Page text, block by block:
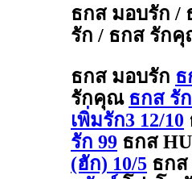
ธกส มอบรัก /
รัก / ธกส รัก
ธกส มอบรัก ธ
รักคุณ ธกส รั
เพิ่มรัก3 12/10
รัก 99 ธกส
(ฮัก) 10/5 ธก